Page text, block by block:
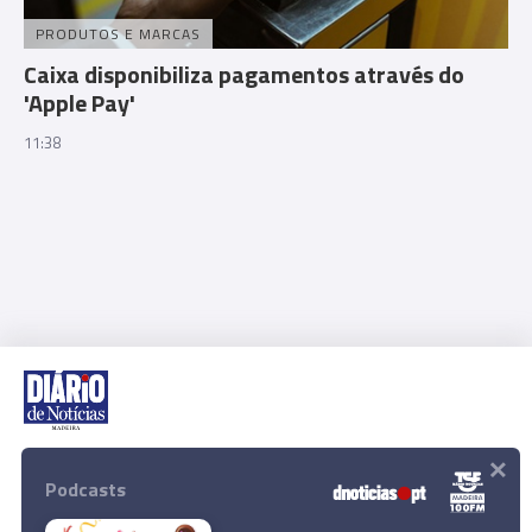
PRODUTOS E MARCAS
Caixa disponibiliza pagamentos através do
'Apple Pay'
11:38
Rua Dr. Fernão de Ornelas, 56 - 3º
291 202 300
Podcasts ×